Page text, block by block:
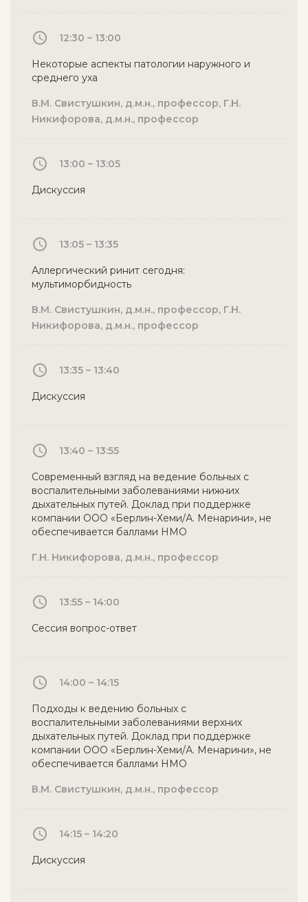
12:30 – 13:00
Некоторые аспекты патологии наружного и
среднего уха
В.М. Свистушкин, д.м.н., профессор, Г.Н.
Никифорова, д.м.н., профессор
13:00 – 13:05
Дискуссия
13:05 – 13:35
Аллергический ринит сегодня:
мультиморбидность
В.М. Свистушкин, д.м.н., профессор, Г.Н.
Никифорова, д.м.н., профессор
13:35 – 13:40
Дискуссия
13:40 – 13:55
Современный взгляд на ведение больных с
воспалительными заболеваниями нижних
дыхательных путей. Доклад при поддержке
компании ООО «Берлин-Хеми/А. Менарини», не
обеспечивается баллами НМО
Г.Н. Никифорова, д.м.н., профессор
13:55 – 14:00
Сессия вопрос-ответ
14:00 – 14:15
Подходы к ведению больных с
воспалительными заболеваниями верхних
дыхательных путей. Доклад при поддержке
компании ООО «Берлин-Хеми/А. Менарини», не
обеспечивается баллами НМО
В.М. Свистушкин, д.м.н., профессор
14:15 – 14:20
Дискуссия